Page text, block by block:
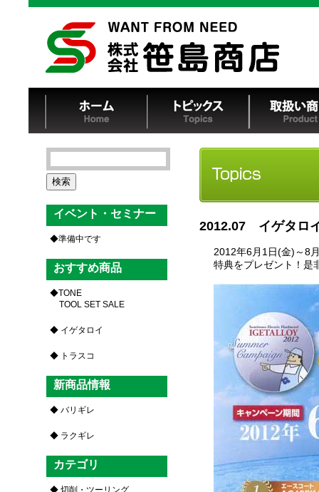
2012.07 イゲタロ
2012年6月1日(金)～8
特典をプレゼント！是
検
索:
イベント・セミナー
準備中です
おすすめ商品
TONE
TOOL SET SALE
イゲタロイ
トラスコ
新商品情報
バリギレ
ラクギレ
カテゴリ
切削・ツーリング